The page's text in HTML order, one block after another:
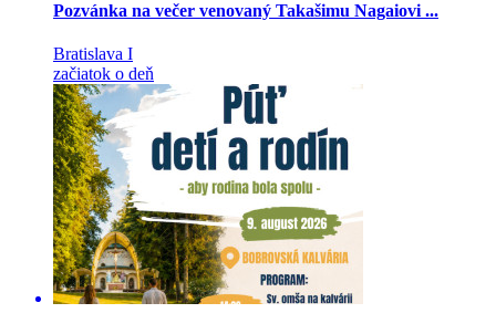
Pozvánka na večer venovaný Takašimu Nagaiovi ...
Bratislava I
začiatok o deň